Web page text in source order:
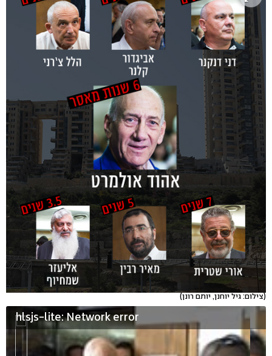
(צילום: גיל יוחנן, יותם רונן)
hlsjs-lite: Network error